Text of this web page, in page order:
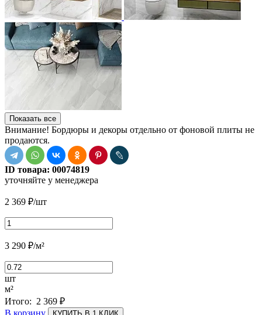
Показать все
Внимание! Бордюры и декоры отдельно от фоновой плиты не
продаются.
ID товара: 00074819
уточняйте у менеджера
2 369 ₽/шт
3 290 ₽/м²
шт
м²
Итого: 2 369 ₽
В корзину